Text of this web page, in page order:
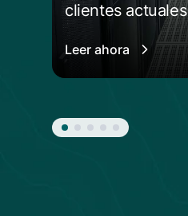
clientes actuales
Leer ahora